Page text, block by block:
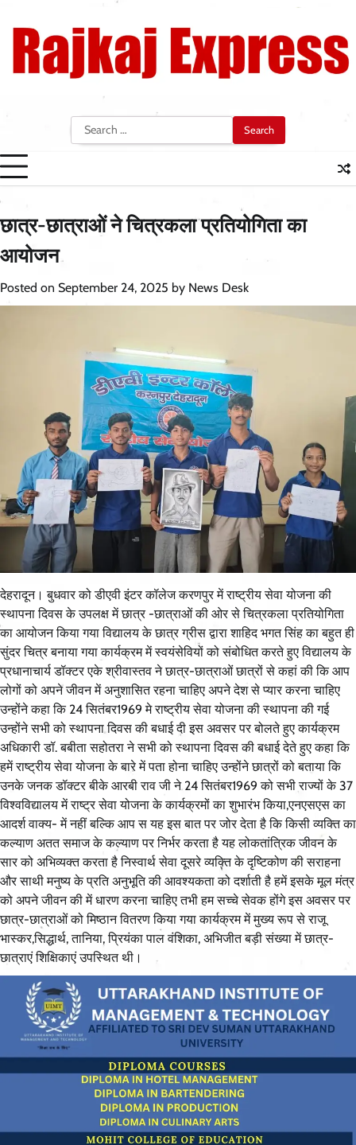
content
Search
for:
छात्र-छात्राओं ने चित्रकला प्रतियोगिता का
आयोजन
Posted on September 24, 2025 by News Desk
देहरादून। बुधवार को डीएवी इंटर कॉलेज करणपुर में राष्ट्रीय सेवा योजना की
स्थापना दिवस के उपलक्ष में छात्र -छात्राओं की ओर से चित्रकला प्रतियोगिता
का आयोजन किया गया विद्यालय के छात्र ग्रीस द्वारा शाहिद भगत सिंह का बहुत ही
सुंदर चित्र बनाया गया कार्यक्रम में स्वयंसेवियों को संबोधित करते हुए विद्यालय के
प्रधानाचार्य डॉक्टर एके श्रीवास्तव ने छात्र-छात्राओं छात्रों से कहां की कि आप
लोगों को अपने जीवन में अनुशासित रहना चाहिए अपने देश से प्यार करना चाहिए
उन्होंने कहा कि 24 सितंबर1969 मे राष्ट्रीय सेवा योजना की स्थापना की गई
उन्होंने सभी को स्थापना दिवस की बधाई दी इस अवसर पर बोलते हुए कार्यक्रम
अधिकारी डॉ. बबीता सहोतरा ने सभी को स्थापना दिवस की बधाई देते हुए कहा कि
हमें राष्ट्रीय सेवा योजना के बारे में पता होना चाहिए उन्होंने छात्रों को बताया कि
उनके जनक डॉक्टर बीके आरबी राव जी ने 24 सितंबर1969 को सभी राज्यों के 37
विश्वविद्यालय में राष्ट्र सेवा योजना के कार्यक्रमों का शुभारंभ किया,एनएसएस का
आदर्श वाक्य- में नहीं बल्कि आप स यह इस बात पर जोर देता है कि किसी व्यक्ति का
कल्याण अतत समाज के कल्याण पर निर्भर करता है यह लोकतांत्रिक जीवन के
सार को अभिव्यक्त करता है निस्वार्थ सेवा दूसरे व्यक्ति के दृष्टिकोण की सराहना
और साथी मनुष्य के प्रति अनुभूति की आवश्यकता को दर्शाती है हमें इसके मूल मंत्र
को अपने जीवन की में धारण करना चाहिए तभी हम सच्चे सेवक होंगे इस अवसर पर
छात्र-छात्राओं को मिष्ठान वितरण किया गया कार्यक्रम में मुख्य रूप से राजू
भास्कर,सिद्धार्थ, तानिया, प्रियंका पाल वंशिका, अभिजीत बड़ी संख्या में छात्र-
छात्राएं शिक्षिकाएं उपस्थित थी।